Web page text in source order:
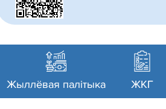
Жыллёвая палітыка ЖКГ